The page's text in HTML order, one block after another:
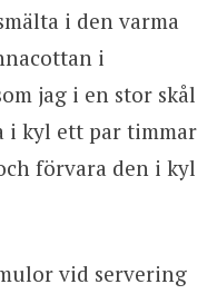
i den varma
i
jag i en stor skål
i kyl ett par timmar
förvara den i kyl
vid servering